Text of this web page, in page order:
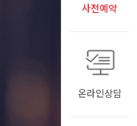
사전예약
온라인상담